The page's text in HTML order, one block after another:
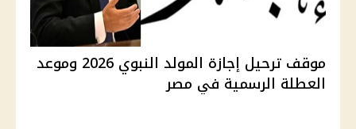
موقف ترحيل إجازة المولد النبوي 2026 وموعد
العطلة الرسمية في مصر